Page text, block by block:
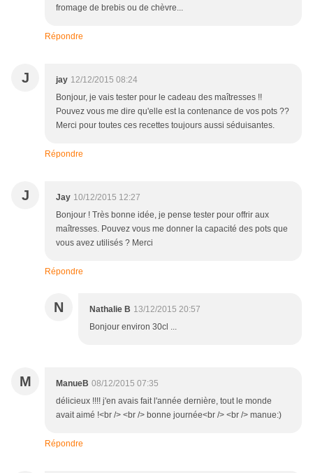
fromage de brebis ou de chèvre...
Répondre
J jay 12/12/2015 08:24
Bonjour, je vais tester pour le cadeau des maîtresses !!
Pouvez vous me dire qu'elle est la contenance de vos pots ??
Merci pour toutes ces recettes toujours aussi séduisantes.
Répondre
J Jay 10/12/2015 12:27
Bonjour ! Très bonne idée, je pense tester pour offrir aux
maîtresses. Pouvez vous me donner la capacité des pots que
vous avez utilisés ? Merci
Répondre
N Nathalie B 13/12/2015 20:57
Bonjour environ 30cl ...
M ManueB 08/12/2015 07:35
délicieux !!!! j'en avais fait l'année dernière, tout le monde
avait aimé !<br /> <br /> bonne journée<br /> <br /> manue:)
Répondre